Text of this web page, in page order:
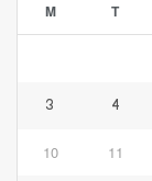
M T
3 4
10 11